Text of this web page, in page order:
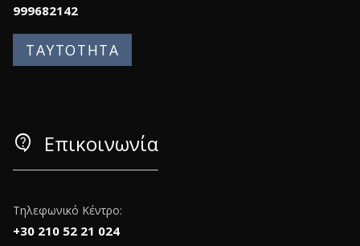
999682142
ΤΑΥΤΟΤΗΤΑ
contact_support Επικοινωνία
Τηλεφωνικό Κέντρο:
+30 210 52 21 024